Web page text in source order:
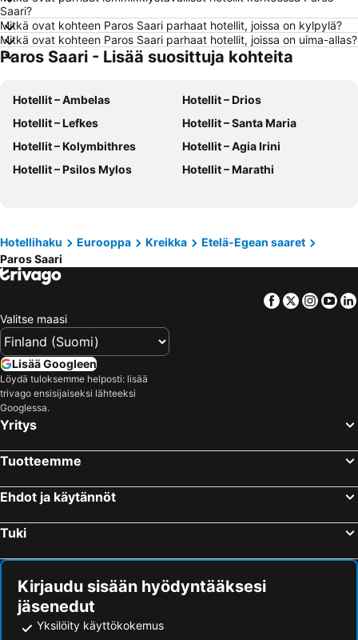
Hotellit – Seinäjoki
Hotellit – Kreikka
Hotellit – Malta
Hotellit – Aurinkorannikko
Hotellit – Teneriffa
Hotellit – Gardajärvi
Saari?
Mitkä ovat kohteen Paros Saari parhaat hotellit, joissa on kylpylä?
Mitkä ovat kohteen Paros Saari parhaat hotellit, joissa on uima-allas?
Paros Saari - Lisää suosittuja kohteita
Hotellit – Ambelas
Hotellit – Drios
Hotellit – Lefkes
Hotellit – Santa Maria
Hotellit – Kolymbithres
Hotellit – Agia Irini
Hotellit – Psilos Mylos
Hotellit – Marathi
Hotellihaku Eurooppa Kreikka
Etelä-Egean saaret
Paros Saari
Facebook
Twitter
Valitse maasi
Lisää Googleen
Löydä tuloksemme helposti: lisää
trivago ensisijaiseksi lähteeksi
Googlessa.
Yritys
Tuotteemme
Ehdot ja käytännöt
Tuki
Kirjaudu sisään hyödyntääksesi
jäsenedut
Yksilöity käyttökokemus